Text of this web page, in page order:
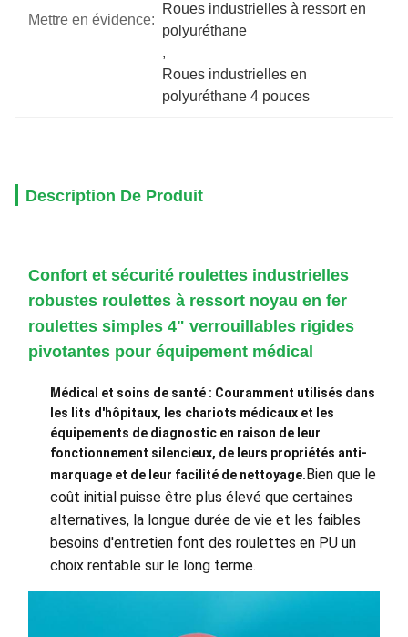
Mettre en évidence:
Roues industrielles à ressort en
polyuréthane
,
Roues industrielles en
polyuréthane 4 pouces
Description De Produit
Confort et sécurité roulettes industrielles
robustes roulettes à ressort noyau en fer
roulettes simples 4" verrouillables rigides
pivotantes pour équipement médical
Médical et soins de santé : Couramment utilisés dans
les lits d'hôpitaux, les chariots médicaux et les
équipements de diagnostic en raison de leur
fonctionnement silencieux, de leurs propriétés anti-
marquage et de leur facilité de nettoyage.Bien que le
coût initial puisse être plus élevé que certaines
alternatives, la longue durée de vie et les faibles
besoins d'entretien font des roulettes en PU un
choix rentable sur le long terme.